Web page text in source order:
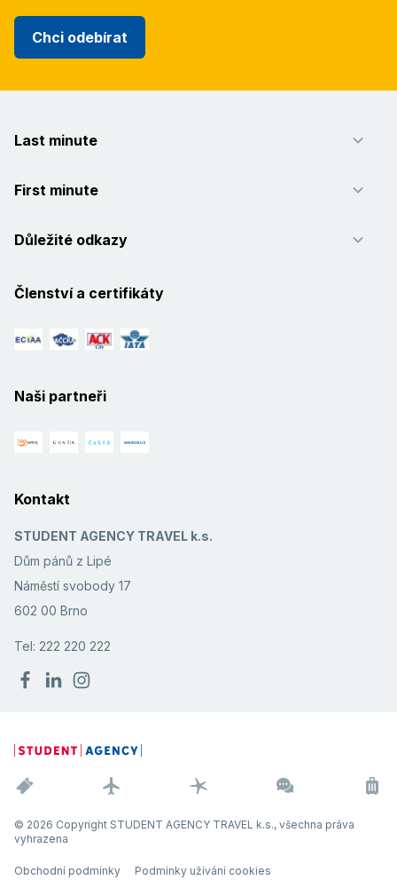
Chci odebírat
Last minute
First minute
Důležité odkazy
Členství a certifikáty
Naši partneři
Kontakt
STUDENT AGENCY TRAVEL k.s.
Dům pánů z Lipé
Náměstí svobody 17
602 00 Brno
Tel: 222 220 222
© 2026 Copyright STUDENT AGENCY TRAVEL k.s., všechna práva
vyhrazena
Obchodní podmínky Podmínky užívání cookies